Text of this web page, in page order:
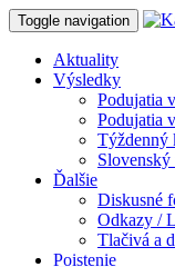
Toggle navigation
Aktuality
Výsledky
Podujatia
Podujatia
Týždenný
Slovenský
Ďalšie
Diskusné
Odkazy /
Tlačivá a
Poistenie